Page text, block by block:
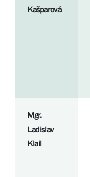
Kašparová
Mgr.
Ladislav
Klail